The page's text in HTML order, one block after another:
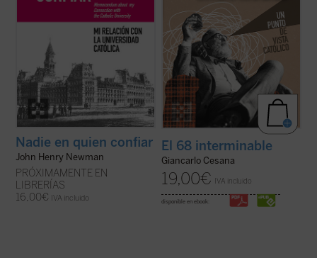
Nadie en quien confiar
John Henry Newman
PRÓXIMAMENTE EN
LIBRERÍAS
16,00€ IVA incluido
El 68 interminable
Giancarlo Cesana
19,00€ IVA incluido
disponible en ebook: